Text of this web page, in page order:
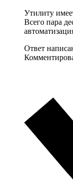
Утилиту
Всего пара
Ответ